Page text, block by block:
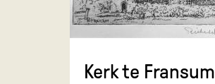
Kerk te Fransum